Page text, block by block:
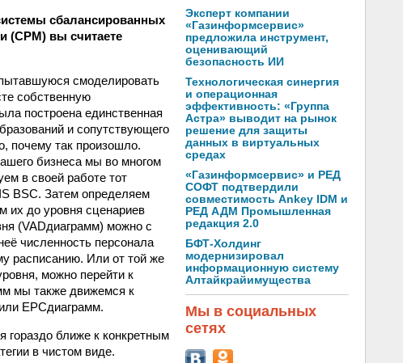
сбалансированных
(CPM) вы считаете
смоделировать
собственную
построена единственная
и сопутствующего
почему так произошло.
бизнеса мы во многом
в своей работе тот
BSC. Затем определяем
их до уровня сценариев
(VAD­диаграмм) можно с
численность персонала
расписанию. Или от той же
можно перейти к
мы также движемся к
EPC­диаграмм.
ближе к конкретным
в чистом виде.
Эксперт компании
«Газинформсервис»
предложила инструмент,
оценивающий
безопасность ИИ
Технологическая синергия
и операционная
эффективность: «Группа
Астра» выводит на рынок
решение для защиты
данных в виртуальных
средах
«Газинформсервис» и РЕД
СОФТ подтвердили
совместимость Ankey IDM и
РЕД АДМ Промышленная
редакция 2.0
БФТ-Холдинг
модернизировал
информационную систему
Алтайкрайимущества
Мы в социальных
сетях